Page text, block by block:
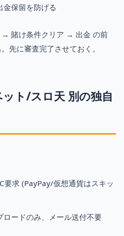
金保留を防げる
賭け条件クリア → 出金 の前
先に審査完了させておく。
ト/スロ天 別の独自
要求 (PayPay/仮想通貨はスキッ
ードのみ、メール送付不要